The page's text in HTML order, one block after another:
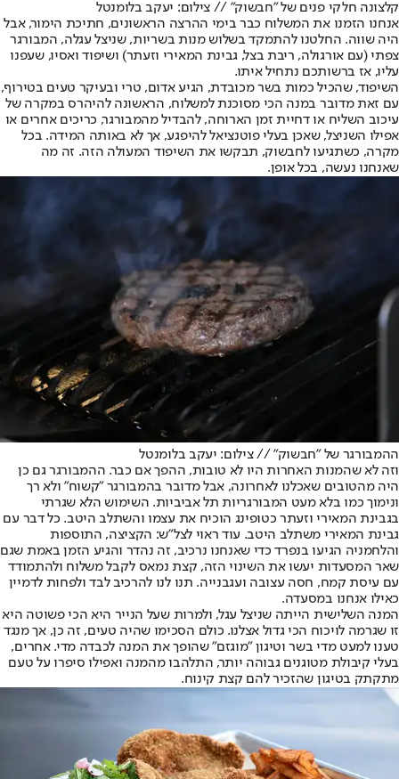
קלצונה חלקי פנים של "חבשוק" // צילום: יעקב בלומנטל
אנחנו הזמנו את המשלוח כבר בימי ההרצה הראשונים, חתיכת הימור, אבל
היה שווה. החלטנו להתמקד בשלוש מנות בשריות, שניצל עגלה, המבורגר
צפתי (עם אורגולה, ריבת בצל, גבינת המאירי וזעתר) ושיפוד ואסיו, שעפנו
עליו, אז ברשותכם נתחיל איתו.
השיפוד, שהכיל כמות בשר מכובדת, הגיע אדום, טרי ובעיקר טעים בטירוף,
עם זאת מדובר במנה הכי מסוכנת למשלוח, הראשונה להיהרס במקרה של
עיכוב השליח או דחיית זמן הארוחה, להבדיל מהמבורגר, כריכים אחרים או
אפילו השניצל, שאכן בעלי פוטנציאל להיפגע, אך לא באותה המידה. בכל
מקרה, כשתגיעו לחבשוק, תבקשו את השיפוד המעולה הזה. זה מה
שאנחנו נעשה, בכל אופן.
ההמבורגר של "חבשוק" // צילום: יעקב בלומנטל
וזה לא שהמנות האחרות היו לא טובות, ההפך אם כבר. ההמבורגר גם כן
היה מהטובים שאכלנו לאחרונה, אבל מדובר בהמבורגר "קשוח" ולא רך
ונימוך כמו בלא מעט המבורגריות תל אביביות. השימוש הלא שגרתי
בגבינת המאירי וזעתר כטופינג הוכיח את עצמו והשתלב היטב. כל דבר עם
גבינת המאירי משתלב היטב. עוד ראוי לצל"ש: הקציצה, התוספות
והלחמניה הגיעו בנפרד כדי שאנחנו נרכיב, זה נהדר והגיע הזמן באמת שגם
שאר המסעדות יעשו את השינוי הזה, קצת נמאס לקבל משלוח ולהתמודד
עם עיסת קמח, חסה עצובה ועגבנייה. תנו לנו להרכיב לבד ולפחות לדמיין
כאילו אנחנו במסעדה.
המנה השלישית הייתה שניצל עגל, ולמרות שעל הנייר היא הכי פשוטה היא
זו שגרמה לויכוח הכי גדול אצלנו. כולם הסכימו שהיה טעים, זה כן, אך מנגד
טענו למעט מדי בשר וטיגון "מוגזם" שהופך את המנה לכבדה מדי. אחרים,
בעלי קיבולת מטוגנים גבוהה יותר, התלהבו מהמנה ואפילו סיפרו על טעם
מתקתק בטיגון שהזכיר להם קצת קינוח.